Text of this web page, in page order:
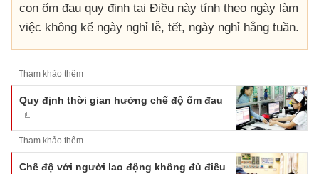
con ốm đau quy định tại Điều này tính theo ngày làm
việc không kể ngày nghỉ lễ, tết, ngày nghỉ hằng tuần.
Tham khảo thêm
Quy định thời gian hưởng chế độ ốm đau
Tham khảo thêm
Chế độ với người lao động không đủ điều